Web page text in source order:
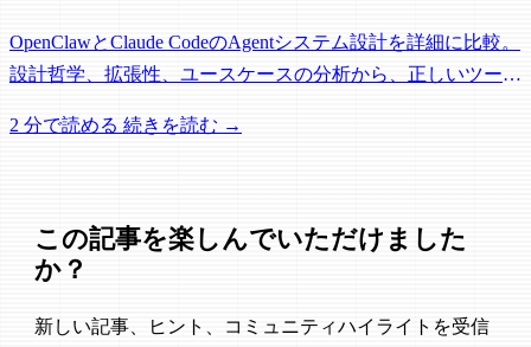
OpenClawとClaude CodeのAgentシステム設計を詳細に比較。
設計哲学、拡張性、ユースケースの分析から、正しいツール
2 分で読める 続きを読む →
この記事を楽しんでいただけました
か？
新しい記事、ヒント、コミュニティハイライトを受信